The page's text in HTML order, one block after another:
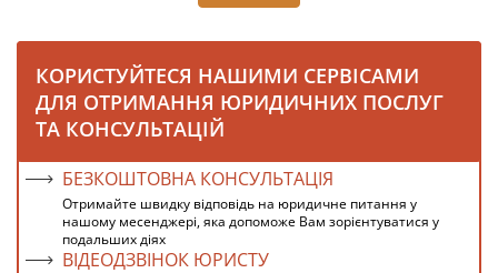
КОРИСТУЙТЕСЯ НАШИМИ СЕРВІСАМИ
ДЛЯ ОТРИМАННЯ ЮРИДИЧНИХ ПОСЛУГ
ТА КОНСУЛЬТАЦІЙ
БЕЗКОШТОВНА КОНСУЛЬТАЦІЯ
Отримайте швидку відповідь на юридичне питання у
нашому месенджері, яка допоможе Вам зорієнтуватися у
подальших діях
ВІДЕОДЗВІНОК ЮРИСТУ